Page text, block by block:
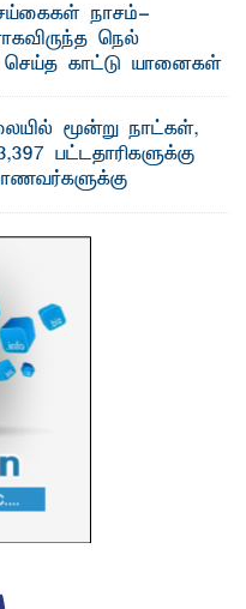
நாசம்-
நெல்
காட்டு யானைகள்
மூன்று நாட்கள்,
பட்டதாரிகளுக்கு